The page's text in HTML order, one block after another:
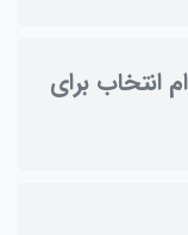
انتخاب برای